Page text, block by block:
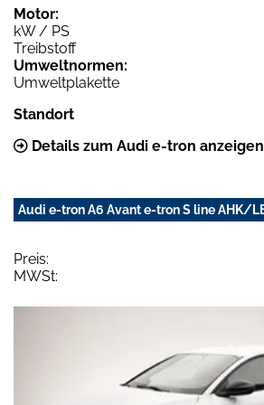
Motor:
kW / PS
Treibstoff
Umweltnormen:
Umweltplakette
Standort
Details zum Audi e-tron anzeigen
Audi e-tron A6 Avant e-tron S line AHK/
Preis:
MWSt: